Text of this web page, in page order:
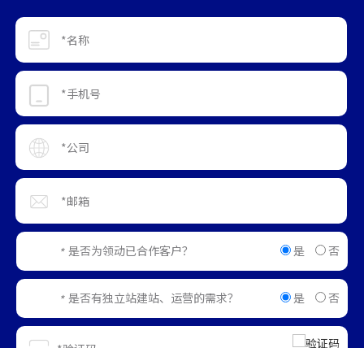
* 是否为领动已合作客户？ 是 否
* 是否有独立站建站、运营的需求？ 是 否